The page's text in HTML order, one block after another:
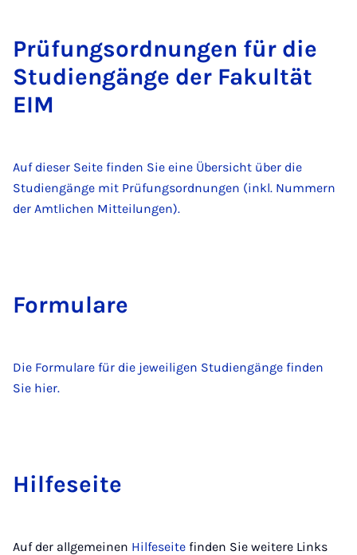
Prü­fungs­ord­nun­gen für die
Stu­dien­gän­ge der Fa­kul­tät
EIM
Auf dieser Seite finden Sie eine Übersicht über die
Studiengänge mit Prüfungsordnungen (inkl. Nummern
der Amtlichen Mitteilungen).
For­mu­la­re
Die Formulare für die jeweiligen Studiengänge finden
Sie hier.
Hil­fe­sei­te
Auf der allgemeinen Hilfeseite finden Sie weitere Links